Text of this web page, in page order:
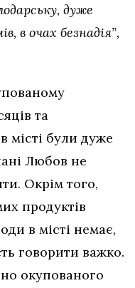
дуже
в очах безнадія”,
та
місті були дуже
Любов не
Окрім того,
продуктів
в місті немає,
говорити важко.
окупованого